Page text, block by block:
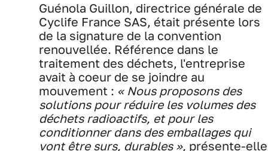
Guénola Guillon, directrice générale de
Cyclife France SAS, était présente lors
de la signature de la convention
renouvellée. Référence dans le
traitement des déchets, l'entreprise
avait à coeur de se joindre au
mouvement : « Nous proposons des
solutions pour réduire les volumes des
déchets radioactifs, et pour les
conditionner dans des emballages qui
vont être surs, durables », présente-